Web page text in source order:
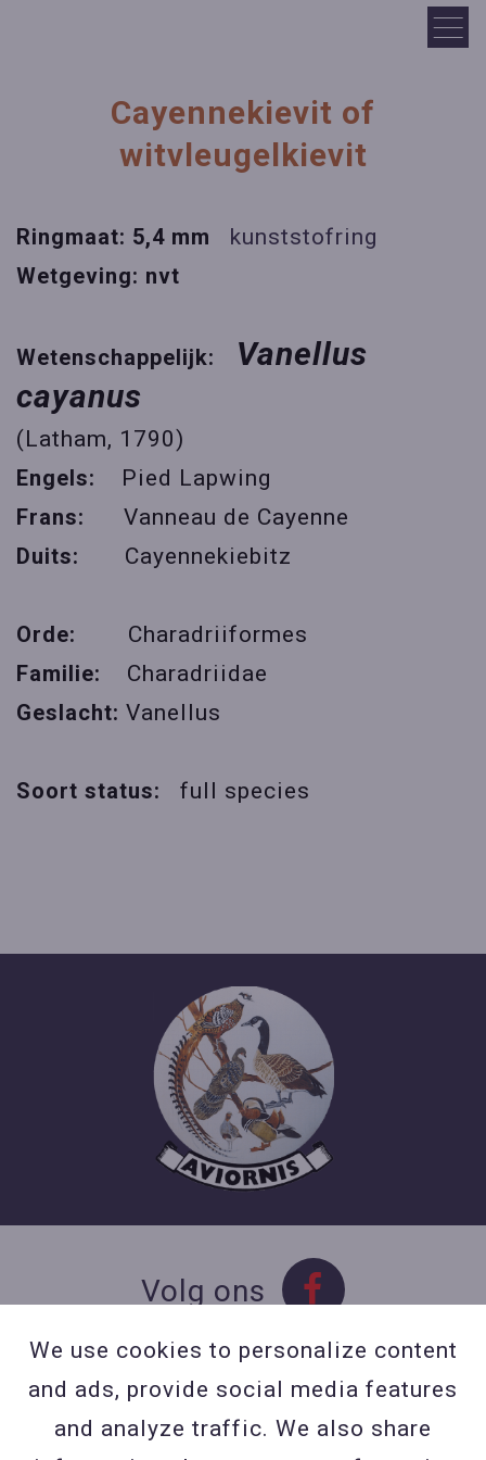
Cayennekievit of
witvleugelkievit
Ringmaat: 5,4 mm
kunststofring
Wetgeving: nvt
Wetenschappelijk:
Vanellus
cayanus
(Latham, 1790)
Engels: Pied Lapwing
Frans: Vanneau de Cayenne
Duits: Cayennekiebitz
Orde: Charadriiformes
Familie: Charadriidae
Geslacht: Vanellus
Soort status: full species
Volg ons
Contact
Contacteer ons
We use cookies to personalize content
and ads, provide social media features
and analyze traffic. We also share